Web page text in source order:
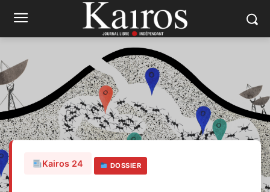
Kairos 24 DOSSIER